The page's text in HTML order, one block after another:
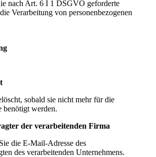
nach Art. 6 I 1 DSGVO geforderte
Verarbeitung von personenbezogenen
sobald sie nicht mehr für die
benötigt werden.
der verarbeitenden Firma
die E-Mail-Adresse des
des verarbeitenden Unternehmens.